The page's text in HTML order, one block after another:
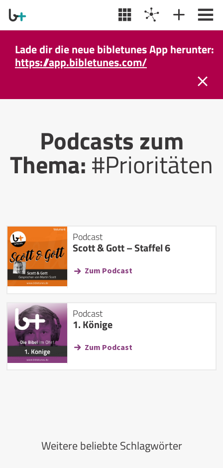
Lade dir die neue bibletunes App herunter:
https://app.bibletunes.com/
Podcasts zum
Thema:#Prioritäten
Podcast
Scott & Gott – Staffel 6
Zum Podcast
Podcast
1. Könige
Zum Podcast
Weitere beliebte Schlagwörter